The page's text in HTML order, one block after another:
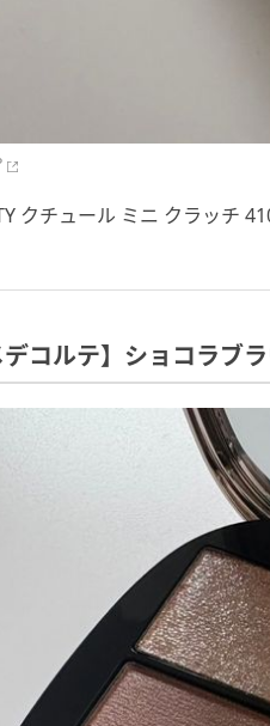
クチュール ミニ クラッチ
デコルテ】ショコラブ